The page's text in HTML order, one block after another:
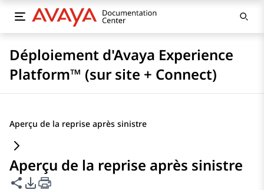
Déploiement d'Avaya Experience
Platform™ (sur site + Connect)
Aperçu de la reprise après sinistre
Aperçu de la reprise après sinistre
Partager cette page
Options d'exportation PDF